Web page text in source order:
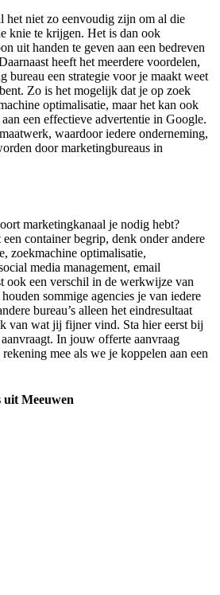
het niet zo eenvoudig zijn om al die
knie te krijgen. Het is dan ook
uit handen te geven aan een bedreven
heeft het meerdere voordelen,
bureau een strategie voor je maakt weet
Zo is het mogelijk dat je op zoek
optimalisatie, maar het kan ook
een effectieve advertentie in Google.
waardoor iedere onderneming,
door marketingbureaus in
marketingkanaal je nodig hebt?
container begrip, denk onder andere
zoekmachine optimalisatie,
media management, email
ook een verschil in de werkwijze van
sommige agencies je van iedere
bureau’s alleen het eindresultaat
van wat jij fijner vind. Sta hier eerst bij
In jouw offerte aanvraag
mee als we je koppelen aan een
Meeuwen